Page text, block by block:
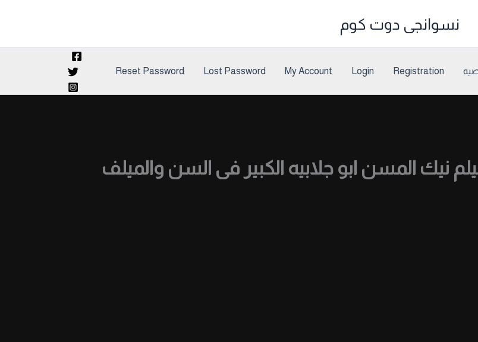
نسوانجى دوت كوم
Registration
Login
My Account
Lost Password
Reset Password
دقيقه من فيلم نيك المسن ابو جلابيه الكبير فى السن والميلف